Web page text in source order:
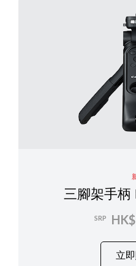
三腳架手柄
SRP
立